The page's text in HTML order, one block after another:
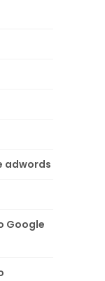
adwords
Google